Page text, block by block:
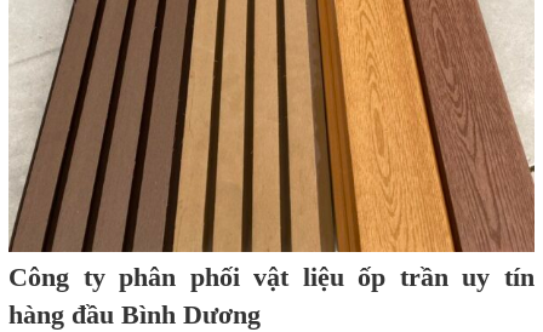
Công ty phân phối vật liệu ốp trần uy tín
hàng đầu Bình Dương